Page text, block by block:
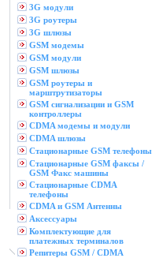
3G модули
3G роутеры
3G шлюзы
GSM модемы
GSM модули
GSM шлюзы
GSM роутеры и
марштрутизаторы
GSM сигнализации и GSM
контроллеры
CDMA модемы и модули
CDMA шлюзы
Стационарные GSM телефоны
Стационарные GSM факсы /
GSM Факс машины
Стационарные CDMA
телефоны
CDMA и GSM Антенны
Аксессуары
Комплектующие для
платежных терминалов
Репитеры GSM / CDMA